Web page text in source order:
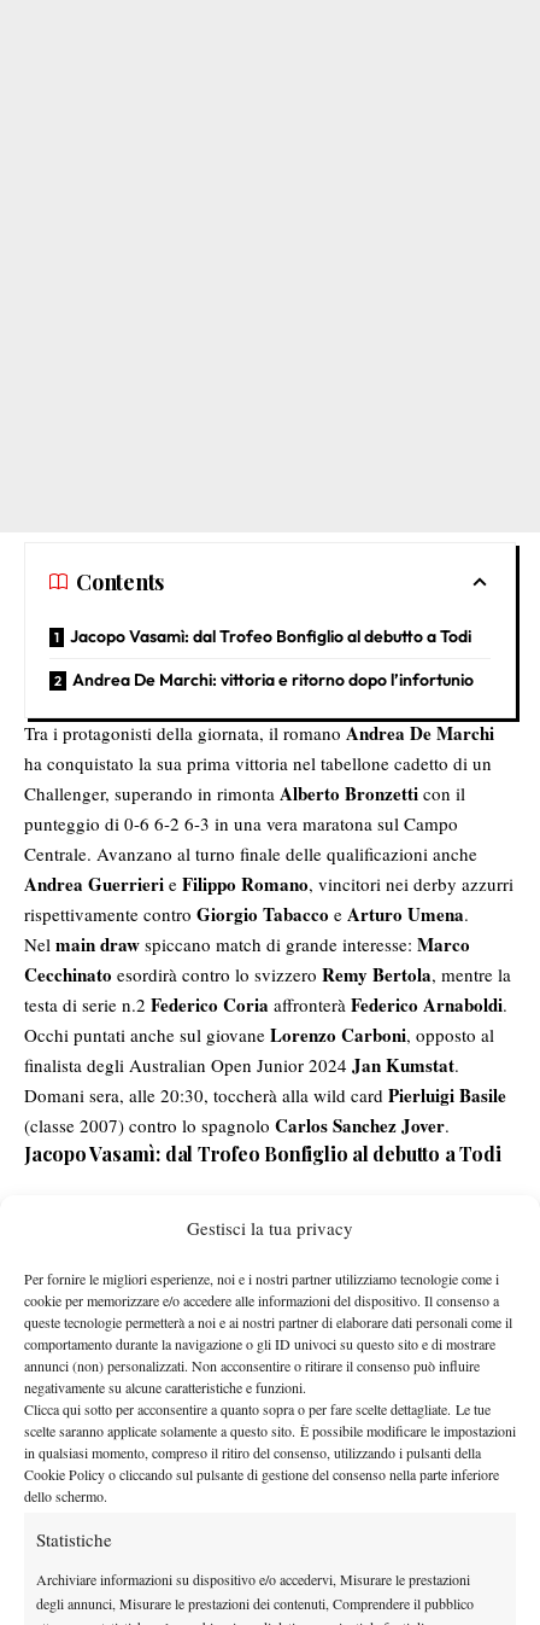
Gestisci la tua privacy
Per fornire le migliori esperienze, noi e i nostri partner utilizziamo tecnologie come i
cookie per memorizzare e/o accedere alle informazioni del dispositivo. Il consenso a
queste tecnologie permetterà a noi e ai nostri partner di elaborare dati personali come il
comportamento durante la navigazione o gli ID univoci su questo sito e di mostrare
annunci (non) personalizzati. Non acconsentire o ritirare il consenso può influire
negativamente su alcune caratteristiche e funzioni.
Clicca qui sotto per acconsentire a quanto sopra o per fare scelte dettagliate. Le tue
scelte saranno applicate solamente a questo sito. È possibile modificare le impostazioni
in qualsiasi momento, compreso il ritiro del consenso, utilizzando i pulsanti della
Cookie Policy o cliccando sul pulsante di gestione del consenso nella parte inferiore
dello schermo.
Statistiche
Archiviare informazioni su dispositivo e/o accedervi, Misurare le prestazioni
degli annunci, Misurare le prestazioni dei contenuti, Comprendere il pubblico
Contents
Jacopo Vasamì: dal Trofeo Bonfiglio al debutto a Todi
Andrea De Marchi: vittoria e ritorno dopo l’infortunio
Tra i protagonisti della giornata, il romano Andrea De Marchi
ha conquistato la sua prima vittoria nel tabellone cadetto di un
Challenger, superando in rimonta Alberto Bronzetti con il
punteggio di 0-6 6-2 6-3 in una vera maratona sul Campo
Centrale. Avanzano al turno finale delle qualificazioni anche
Andrea Guerrieri e Filippo Romano, vincitori nei derby azzurri
rispettivamente contro Giorgio Tabacco e Arturo Umena.
Nel main draw spiccano match di grande interesse: Marco
Cecchinato esordirà contro lo svizzero Remy Bertola, mentre la
testa di serie n.2 Federico Coria affronterà Federico Arnaboldi.
Occhi puntati anche sul giovane Lorenzo Carboni, opposto al
finalista degli Australian Open Junior 2024 Jan Kumstat.
Domani sera, alle 20:30, toccherà alla wild card Pierluigi Basile
(classe 2007) contro lo spagnolo Carlos Sanchez Jover.
Jacopo Vasamì: dal Trofeo Bonfiglio al debutto a Todi
mondiale Junior, arriva a Todi dopo un 2025 già memorabile: tre
semifinale in un Challenger. “È la mia prima volta qui e devo dire
che il torneo è organizzato in modo impeccabile – ha dichiarato
Vasamì –. Ringrazio la FITP per la wild card e spero di onorarla
al meglio”.
Reduce da esperienze internazionali, tra cuiWimbledon Junior
e un allenamento speciale conJannik Sinner, Vasamì è ora nel
pieno della transizione dal circuito giovanile a quello
professionistico, guidato dal coach
rientro dalla Rafa Nadal Academy: “Allenarmi con Jannik a
stata un’esperienza unica. Ho imparato molto semplicemente